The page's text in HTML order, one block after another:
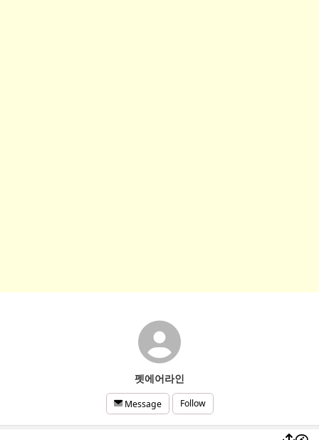
펫에어라인
Message Follow